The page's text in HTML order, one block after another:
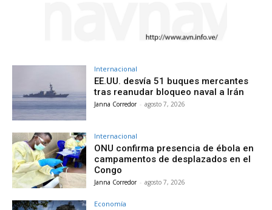
Internacional
EE.UU. desvía 51 buques mercantes
tras reanudar bloqueo naval a Irán
Janna Corredor - agosto 7, 2026
Internacional
ONU confirma presencia de ébola en
campamentos de desplazados en el
Congo
Janna Corredor - agosto 7, 2026
Economía